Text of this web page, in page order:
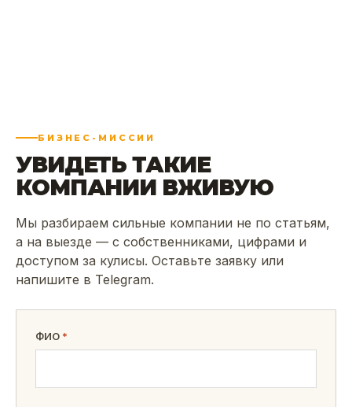
БИЗНЕС-МИССИИ
УВИДЕТЬ ТАКИЕ
КОМПАНИИ ВЖИВУЮ
Мы разбираем сильные компании не по статьям,
а на выезде — с собственниками, цифрами и
доступом за кулисы. Оставьте заявку или
напишите в Telegram.
ФИО *